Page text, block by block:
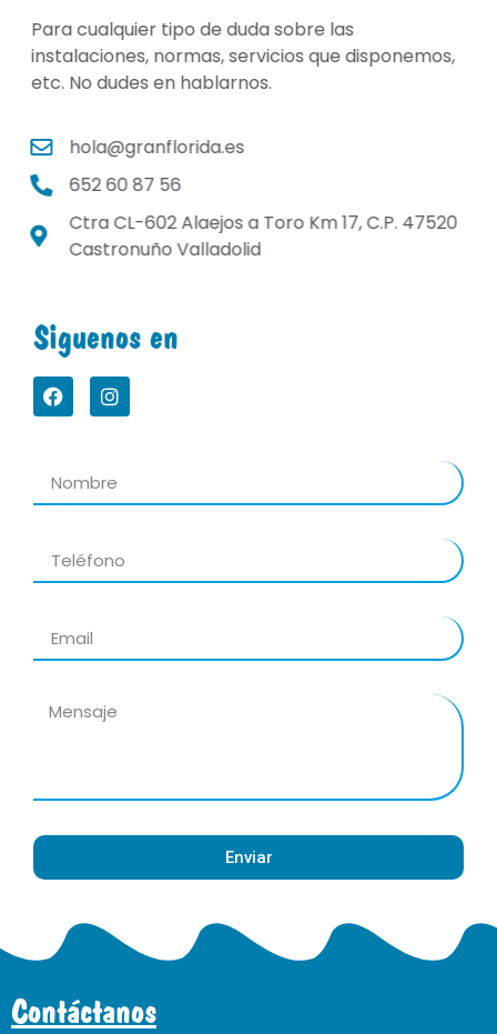
Para cualquier tipo de duda sobre las
instalaciones, normas, servicios que disponemos,
etc. No dudes en hablarnos.
hola@granflorida.es
652 60 87 56
Ctra CL-602 Alaejos a Toro Km 17, C.P. 47520
Castronuño Valladolid
Siguenos en
Enviar
Contáctanos